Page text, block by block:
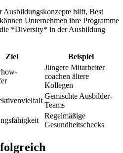
Ausbildungskonzepte hilft, Best
Unternehmen ihre Programme
*Diversity* in der Ausbildung
Ziel Beispiel
Jüngere Mitarbeiter
coachen ältere
Kollegen
Gemischte Ausbilder-
Teams
Regelmäßige
Gesundheitschecks